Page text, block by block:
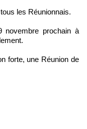
les Réunionnais.
novembre prochain à
forte, une Réunion de